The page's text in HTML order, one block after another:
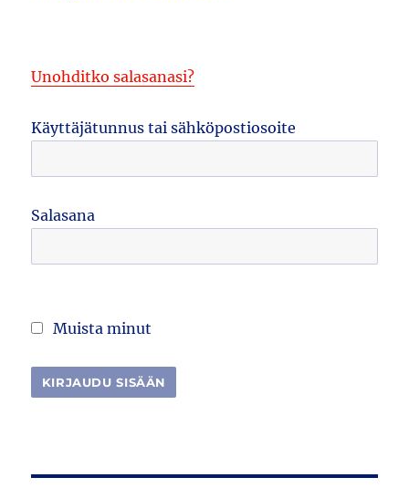
Unohditko salasanasi?
Käyttäjätunnus tai sähköpostiosoite
Salasana
Muista minut